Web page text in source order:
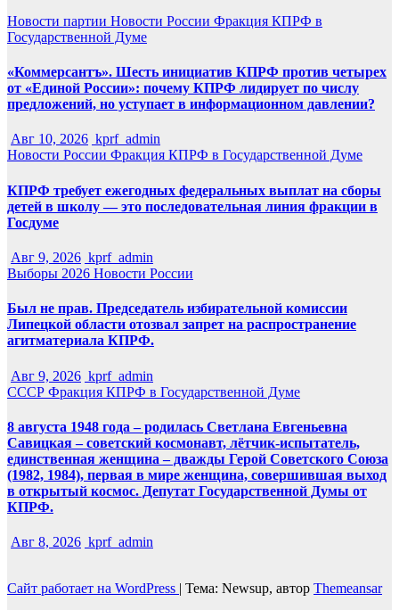
Новости партии Новости России Фракция КПРФ в
Государственной Думе
«Коммерсантъ». Шесть инициатив КПРФ против четырех
от «Единой России»: почему КПРФ лидирует по числу
предложений, но уступает в информационном давлении?
Авг 10, 2026 kprf_admin
Новости России Фракция КПРФ в Государственной Думе
КПРФ требует ежегодных федеральных выплат на сборы
детей в школу — это последовательная линия фракции в
Госдуме
Авг 9, 2026 kprf_admin
Выборы 2026 Новости России
Был не прав. Председатель избирательной комиссии
Липецкой области отозвал запрет на распространение
агитматериала КПРФ.
Авг 9, 2026 kprf_admin
СССР Фракция КПРФ в Государственной Думе
8 августа 1948 года – родилась Светлана Евгеньевна
Савицкая – советский космонавт, лётчик-испытатель,
единственная женщина – дважды Герой Советского Союза
(1982, 1984), первая в мире женщина, совершившая выход
в открытый космос. Депутат Государственной Думы от
КПРФ.
Авг 8, 2026 kprf_admin
Сайт работает на WordPress | Тема: Newsup, автор Themeansar